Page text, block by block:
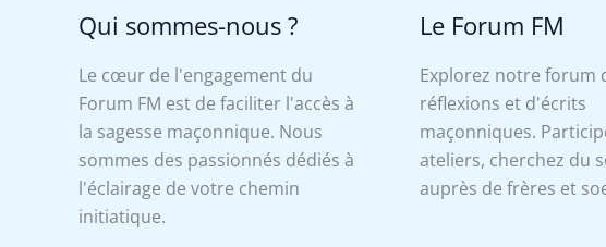
Qui sommes-nous ?
Le cœur de l'engagement du
Forum FM est de faciliter l'accès à
la sagesse maçonnique. Nous
sommes des passionnés dédiés à
l'éclairage de votre chemin
initiatique.
Le Forum FM
Explorez notre forum
réflexions et d'écrits
maçonniques.
ateliers, cherchez du
auprès de frères et